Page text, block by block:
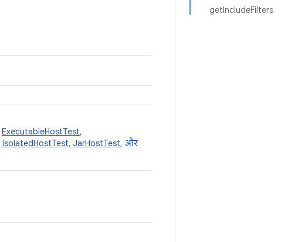
getIncludeFilters
ExecutableHostTest,
IsolatedHostTest, JarHostTest, और